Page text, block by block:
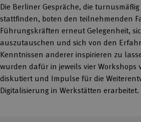
Die Berliner Gespräche, die
stattfinden, boten den teilnehmenden
Führungskräften erneut Gelegenheit,
auszutauschen und sich von den
Kenntnissen anderer inspirieren zu
wurden dafür in jeweils vier Workshops
diskutiert und Impulse für die
Digitalisierung in Werkstätten erarbeitet.